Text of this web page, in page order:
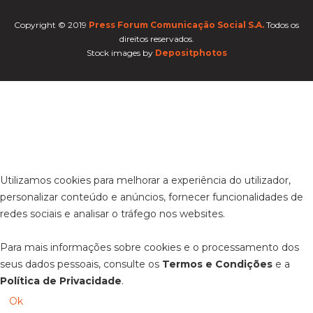
Copyright © 2019 Press Forum Comunicação Social S.A. Todos os
direitos reservados.
Stock images by Depositphotos
Utilizamos cookies para melhorar a experiência do utilizador,
personalizar conteúdo e anúncios, fornecer funcionalidades de
redes sociais e analisar o tráfego nos websites.
Para mais informações sobre cookies e o processamento dos
seus dados pessoais, consulte os Termos e Condições e a
Política de Privacidade.
Ok